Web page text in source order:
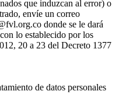
que induzcan al error) o
envíe un correo
donde se le dará
lo establecido por los
20 a 23 del Decreto 1377
de datos personales